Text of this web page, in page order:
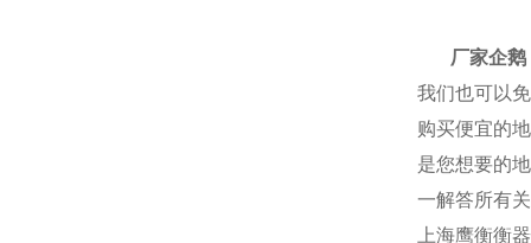
厂家企鹅
我们也可以
购买便宜的
是您想要的
一解答所有
上海鹰衡衡